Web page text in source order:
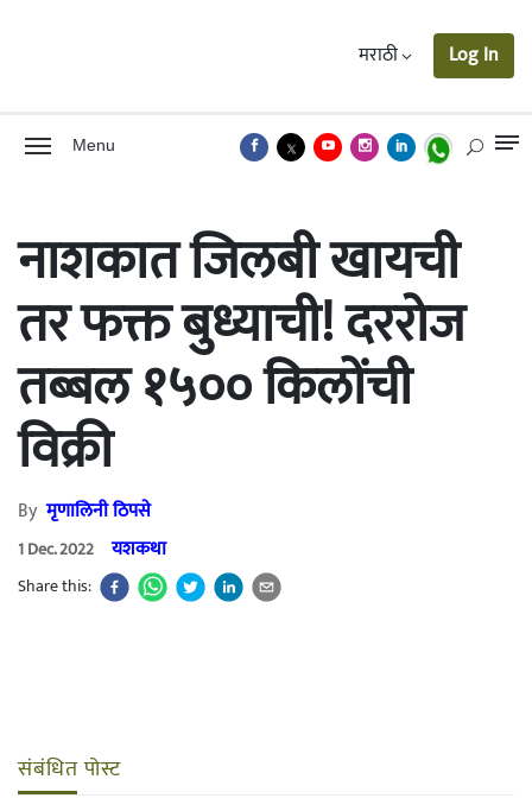
मराठी Log In
Menu
नाशकात जिलबी खायची
तर फक्त बुध्याची! दररोज
तब्बल १५०० किलोंची
विक्री
Byमृणालिनी ठिपसे
1 Dec. 2022 यशकथा
Share this:
संबंधित पोस्ट